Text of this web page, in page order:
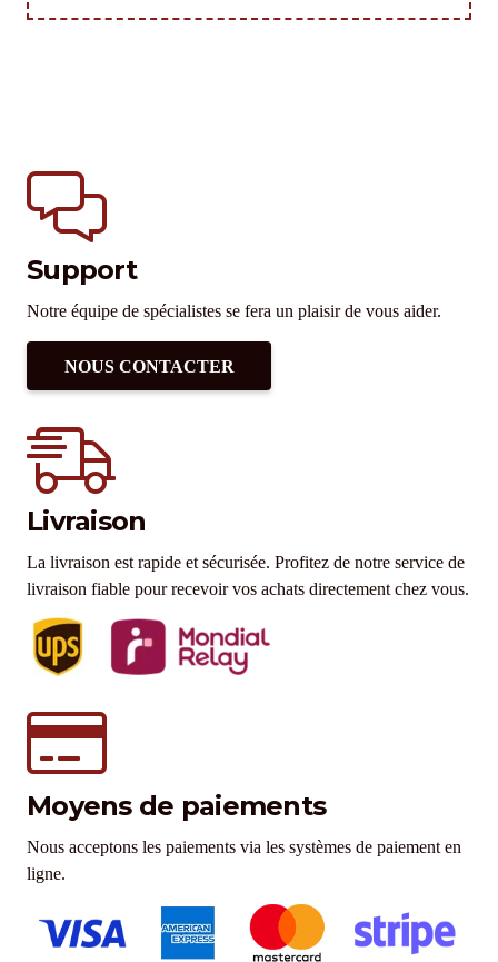
Support
Notre équipe de spécialistes se fera un plaisir de vous aider.
NOUS CONTACTER
Livraison
La livraison est rapide et sécurisée. Profitez de notre service de
livraison fiable pour recevoir vos achats directement chez vous.
Moyens de paiements
Nous acceptons les paiements via les systèmes de paiement en
ligne.